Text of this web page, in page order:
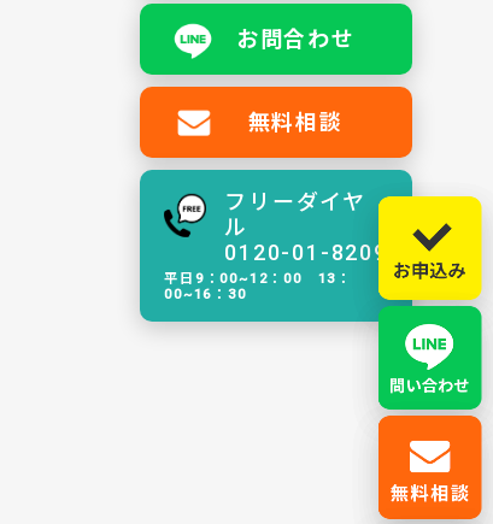
お問合わせ
無料相談
フリーダイヤ
ル
0120-01-8209
平日9：00~12：00 13：
00~16：30